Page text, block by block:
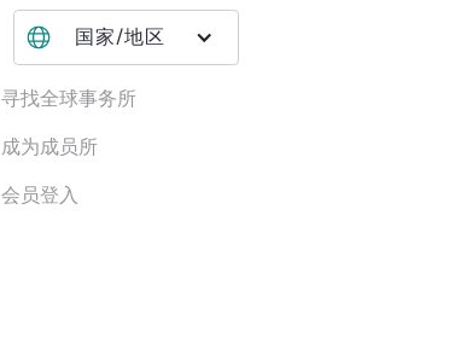
国家/地区
寻找全球事务所
成为成员所
会员登入